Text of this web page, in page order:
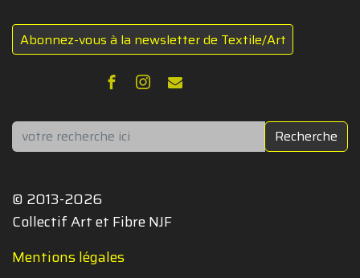
Abonnez-vous à la newsletter de Textile/Art
Rechercher Recherche
© 2013-2026
Collectif Art et Fibre NJF
Mentions légales